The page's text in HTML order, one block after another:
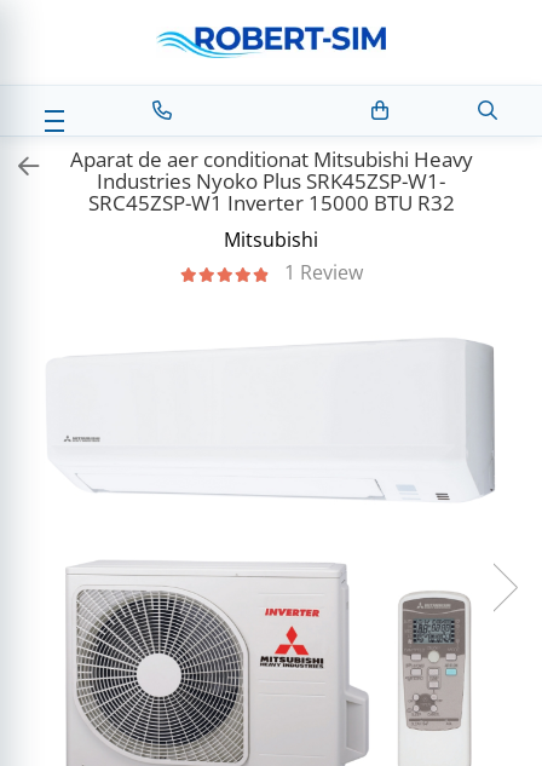
Aparat de aer conditionat Mitsubishi Heavy
Industries Nyoko Plus SRK45ZSP-W1-
SRC45ZSP-W1 Inverter 15000 BTU R32
Mitsubishi
1 Review